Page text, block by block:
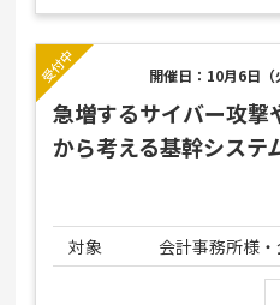
開催日：10月6日
急増するサイバー攻撃
から考える基幹システ
対象 会計事務所様